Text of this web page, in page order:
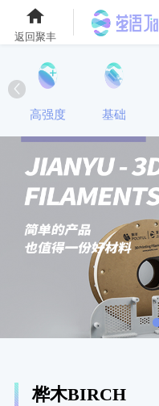

返回聚丰
高强度 基础

桦木BIRCH